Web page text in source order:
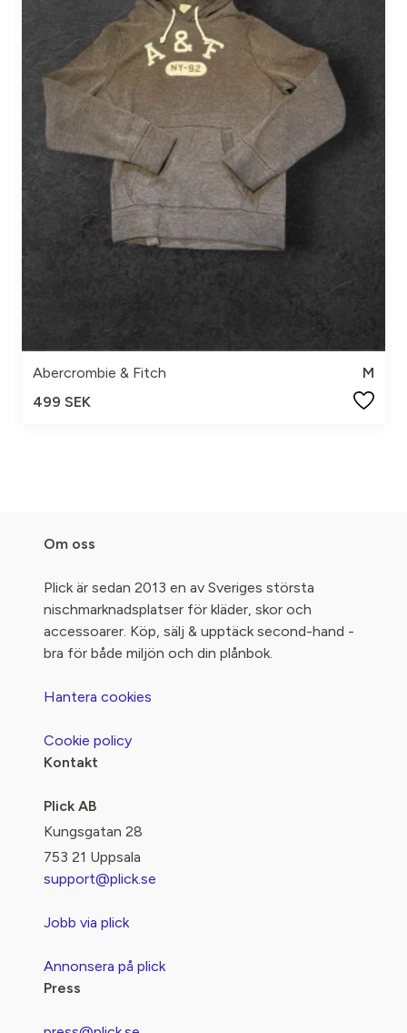
Abercrombie & Fitch
M
499 SEK
Om oss
Plick är sedan 2013 en av Sveriges största
nischmarknadsplatser för kläder, skor och
accessoarer. Köp, sälj & upptäck second-hand -
bra för både miljön och din plånbok.
Hantera cookies
Cookie policy
Kontakt
Plick AB
Kungsgatan 28
753 21 Uppsala
support@plick.se
Jobb via plick
Annonsera på plick
Press